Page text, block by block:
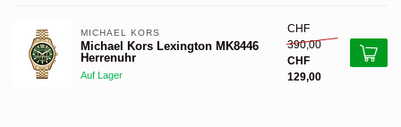
MICHAEL KORS
Michael Kors Lexington MK8446
Herrenuhr
Auf Lager
CHF
390,00
CHF
129,00